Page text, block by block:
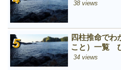
38 views
四柱推命でわ
こと）一覧
34 views